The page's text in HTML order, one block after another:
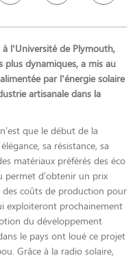
l’Université de Plymouth,
plus dynamiques, a mis au
par l’énergie solaire
artisanale dans la
que le début de la
sa résistance, sa
matériaux préférés des éco
permet d’obtenir un prix
coûts de production pour
exploiteront prochainement
du développement
le pays ont loué ce projet
Grâce à la radio solaire,